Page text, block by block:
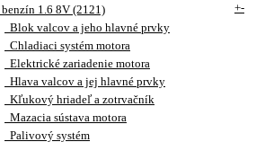
1.6 8V (2121)
+-
Blok valcov a jeho hlavné prvky
Chladiaci systém motora
Elektrické zariadenie motora
Hlava valcov a jej hlavné prvky
Kľukový hriadeľ a zotrvačník
Mazacia sústava motora
Palivový systém